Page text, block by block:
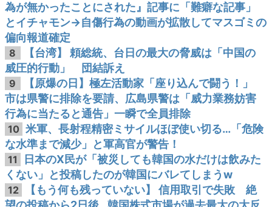
為が無かったことにされた』記事に「難癖な記事」
とイチャモン→自傷行為の動画が拡散してマスゴミの
偏向報道確定
8
【台湾】 頼総統、台日の最大の脅威は「中国の
威圧的行動」 団結訴え
9
【原爆の日】極左活動家「座り込んで闘う！」
市は県警に排除を要請、広島県警は「威力業務妨害
行為に当たると通告」一瞬で全員排除
10 米軍、長射程精密ミサイルほぼ使い切る…「危険
な水準まで減少」と軍高官が警告！
11
日本のX民が「被災しても韓国の水だけは飲みた
くない」と投稿したのが韓国にバレてしまうw
12
【もう何も残っていない】 信用取引で失敗 絶